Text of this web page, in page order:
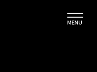
MENU